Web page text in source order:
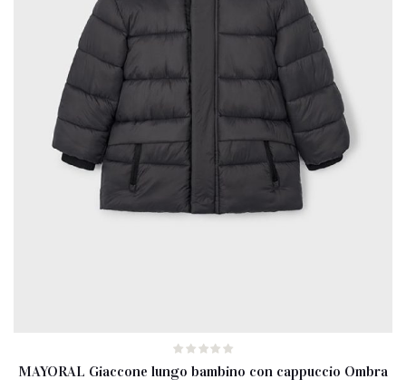
MAYORAL Giaccone lungo bambino con cappuccio Ombra